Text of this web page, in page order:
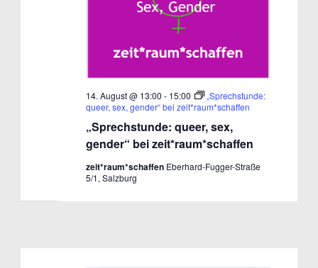
„Sprechstunde: queer, sex,
gender“ bei zeit*raum*schaffen
14. August @ 13:00 - 15:00
„Sprechstunde:
queer, sex, gender“ bei zeit*raum*schaffen
zeit*raum*schaffen Eberhard-Fugger-Straße
5/1, Salzburg